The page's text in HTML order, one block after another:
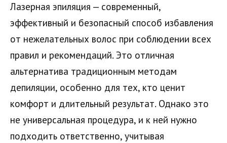
Лазерная эпиляция — современный,
эффективный и безопасный способ избавления
от нежелательных волос при соблюдении всех
правил и рекомендаций. Это отличная
альтернатива традиционным методам
депиляции, особенно для тех, кто ценит
комфорт и длительный результат. Однако это
не универсальная процедура, и к ней нужно
подходить ответственно, учитывая